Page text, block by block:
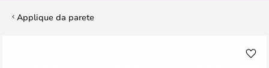
Applique da parete